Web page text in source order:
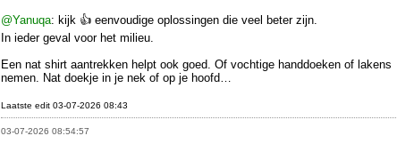
@Yanuqa: kijk 👍 eenvoudige oplossingen die veel beter zijn.
In ieder geval voor het milieu.
Een nat shirt aantrekken helpt ook goed. Of vochtige handdoeken of lakens
nemen. Nat doekje in je nek of op je hoofd…
Laatste edit 03-07-2026 08:43
03-07-2026 08:54:57